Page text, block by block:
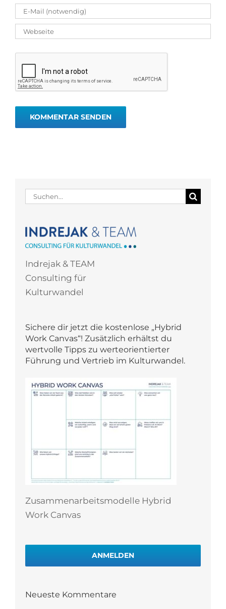
Suche
Indrejak & TEAM
Consulting für
Kulturwandel
Sichere dir jetzt die kostenlose „Hybrid
Work Canvas“! Zusätzlich erhältst du
wertvolle Tipps zu werteorientierter
Führung und Vertrieb im Kulturwandel.
Zusammenarbeitsmodelle Hybrid
Work Canvas
ANMELDEN
Neueste Kommentare